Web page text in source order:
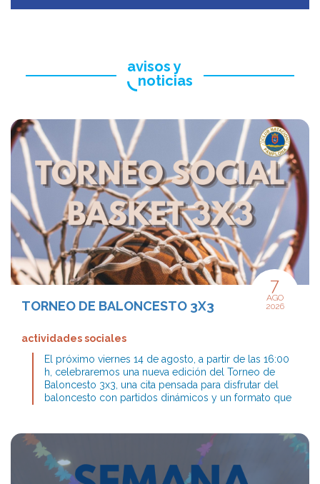
avisos y
noticias
TORNEO DE BALONCESTO 3X3
actividades sociales
7
AGO
2026
El próximo viernes 14 de agosto, a partir de las 16:00
h, celebraremos una nueva edición del Torneo de
Baloncesto 3x3, una cita pensada para disfrutar del
baloncesto con partidos dinámicos y un formato que
14 años. Los equipos estarán formados por 3
jugadores/as, aunque no es necesario inscribirse con
el equipo completo. También se aceptan
inscripciones individuales o de parejas y, desde la